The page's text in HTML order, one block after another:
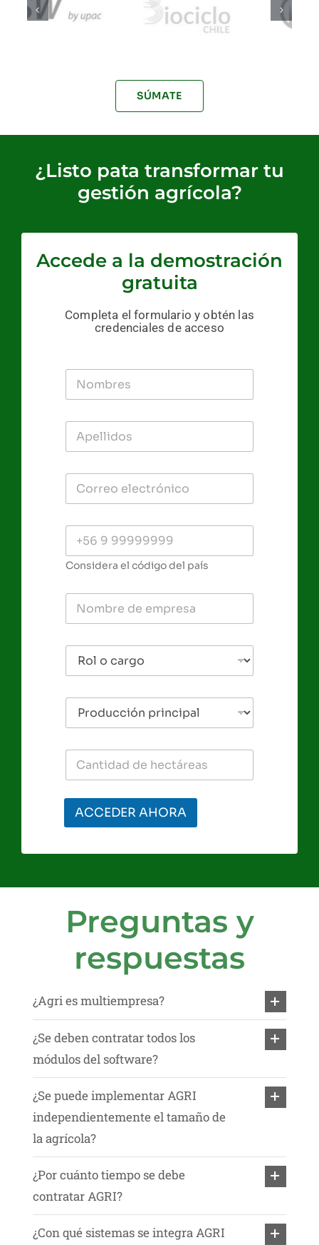
SÚMATE
¿Listo pata transformar tu
gestión agrícola?
Accede a la demostración
gratuita
Completa el formulario y obtén las
credenciales de acceso
Considera el código del país
ACCEDER AHORA
Preguntas y
respuestas
¿Agri es multiempresa?
¿Se deben contratar todos los
módulos del software?
¿Se puede implementar AGRI
independientemente el tamaño de
la agrícola?
¿Por cuánto tiempo se debe
contratar AGRI?
¿Con qué sistemas se integra AGRI